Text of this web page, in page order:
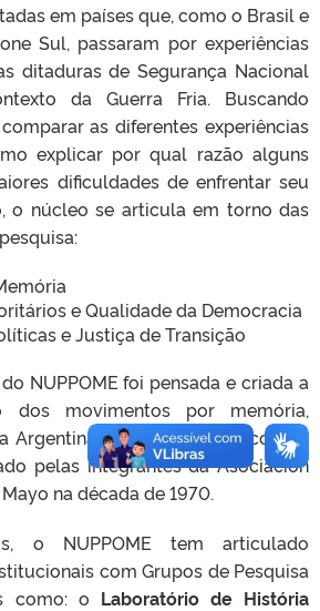
em países que, como o Brasil e
Sul, passaram por experiências
ditaduras de Segurança Nacional
da Guerra Fria. Buscando
as diferentes experiências
explicar por qual razão alguns
dificuldades de enfrentar seu
o núcleo se articula em torno das
e Qualidade da Democracia
e Justiça de Transição
NUPPOME foi pensada e criada a
movimentos por memória,
Argentina: o “pañuelo” branco que
pelas integrantes da Asociación
na década de 1970.
o NUPPOME tem articulado
com Grupos de Pesquisa
como: o Laboratório de História